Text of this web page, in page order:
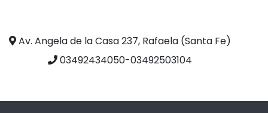
Av. Angela de la Casa 237, Rafaela (Santa Fe)
03492434050-03492503104